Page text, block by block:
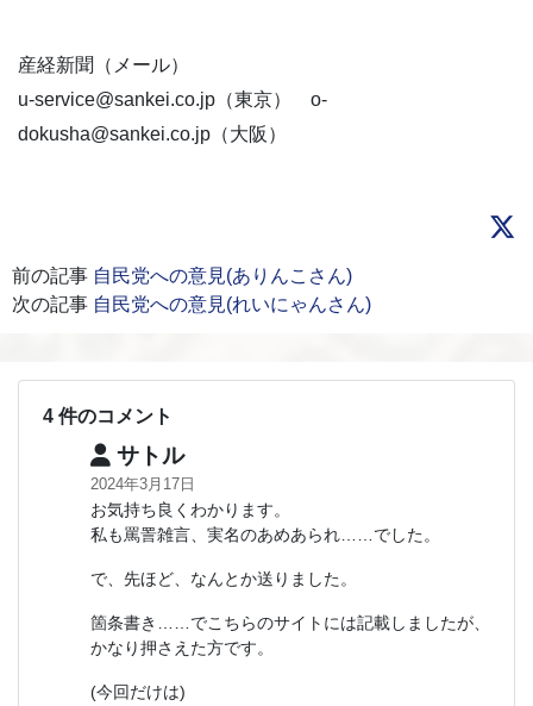
産経新聞（メール）
u-service@sankei.co.jp（東京） o-
dokusha@sankei.co.jp（大阪）
前の記事 自民党への意見(ありんこさん)
次の記事 自民党への意見(れいにゃんさん)
4 件のコメント
サトル
2024年3月17日
お気持ち良くわかります。
私も罵詈雑言、実名のあめあられ……でした。
で、先ほど、なんとか送りました。
箇条書き……でこちらのサイトには記載しましたが、
かなり押さえた方です。
(今回だけは)